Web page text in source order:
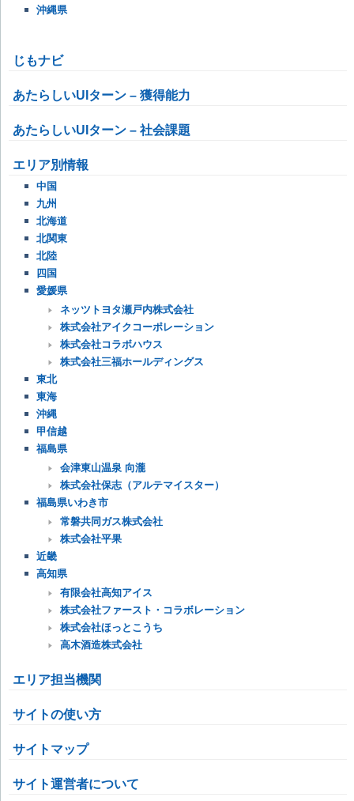
沖縄県
じもナビ
あたらしいUIターン – 獲得能力
あたらしいUIターン – 社会課題
エリア別情報
中国
九州
北海道
北関東
北陸
四国
愛媛県
ネッツトヨタ瀬戸内株式会社
株式会社アイクコーポレーション
株式会社コラボハウス
株式会社三福ホールディングス
東北
東海
沖縄
甲信越
福島県
会津東山温泉 向瀧
株式会社保志（アルテマイスター）
福島県いわき市
常磐共同ガス株式会社
株式会社平果
近畿
高知県
有限会社高知アイス
株式会社ファースト・コラボレーション
株式会社ほっとこうち
高木酒造株式会社
エリア担当機関
サイトの使い方
サイトマップ
サイト運営者について